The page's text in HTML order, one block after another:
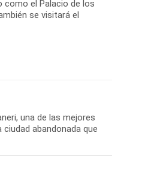
como el Palacio de los
se visitará el
una de las mejores
abandonada que